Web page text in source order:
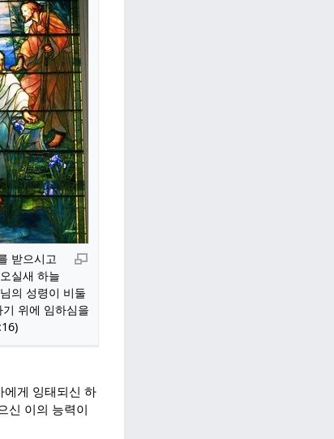
받으시고
실새 하늘
의 성령이 비둘
위에 임하심을
에게 잉태되신 하
신 이의 능력이